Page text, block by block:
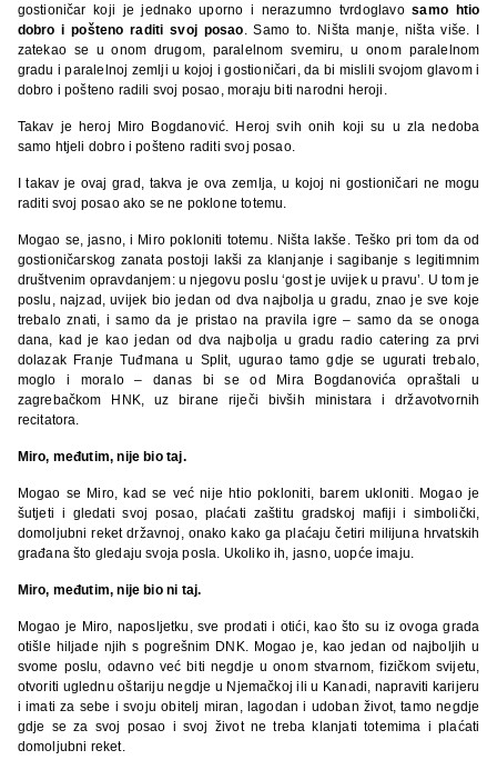
gostioničar koji je jednako uporno i nerazumno tvrdoglavosamo htio
dobro i pošteno raditi svoj posao . Samo to. Ništa manje, ništa više. I
zatekao se u onom drugom, paralelnom svemiru, u onom paralelnom
gradu i paralelnoj zemlji u kojoj i gostioničari, da bi mislili svojom glavom i
dobro i pošteno radili svoj posao, moraju biti narodni heroji.
Takav je heroj Miro Bogdanović. Heroj svih onih koji su u zla nedoba
samo htjeli dobro i pošteno raditi svoj posao.
I takav je ovaj grad, takva je ova zemlja, u kojoj ni gostioničari ne mogu
raditi svoj posao ako se ne poklone totemu.
Mogao se, jasno, i Miro pokloniti totemu. Ništa lakše. Teško pri tom da od
gostioničarskog zanata postoji lakši za klanjanje i sagibanje s legitimnim
društvenim opravdanjem: u njegovu poslu ‘gost je uvijek u pravu’. U tom je
poslu, najzad, uvijek bio jedan od dva najbolja u gradu, znao je sve koje
trebalo znati, i samo da je pristao na pravila igre – samo da se onoga
dana, kad je kao jedan od dva najbolja u gradu radio catering za prvi
dolazak Franje Tuđmana u Split, ugurao tamo gdje se ugurati trebalo,
moglo i moralo – danas bi se od Mira Bogdanovića opraštali u
zagrebačkom HNK, uz birane riječi bivših ministara i državotvornih
recitatora.
Miro, međutim, nije bio taj.
Mogao se Miro, kad se već nije htio pokloniti, barem ukloniti. Mogao je
šutjeti i gledati svoj posao, plaćati zaštitu gradskoj mafiji i simbolički,
domoljubni reket državnoj, onako kako ga plaćaju četiri milijuna hrvatskih
građana što gledaju svoja posla. Ukoliko ih, jasno, uopće imaju.
Miro, međutim, nije bio ni taj.
Mogao je Miro, naposljetku, sve prodati i otići, kao što su iz ovoga grada
otišle hiljade njih s pogrešnim DNK. Mogao je, kao jedan od najboljih u
svome poslu, odavno već biti negdje u onom stvarnom, fizičkom svijetu,
otvoriti uglednu oštariju negdje u Njemačkoj ili u Kanadi, napraviti karijeru
i imati za sebe i svoju obitelj miran, lagodan i udoban život, tamo negdje
gdje se za svoj posao i svoj život ne treba klanjati totemima i plaćati
domoljubni reket.